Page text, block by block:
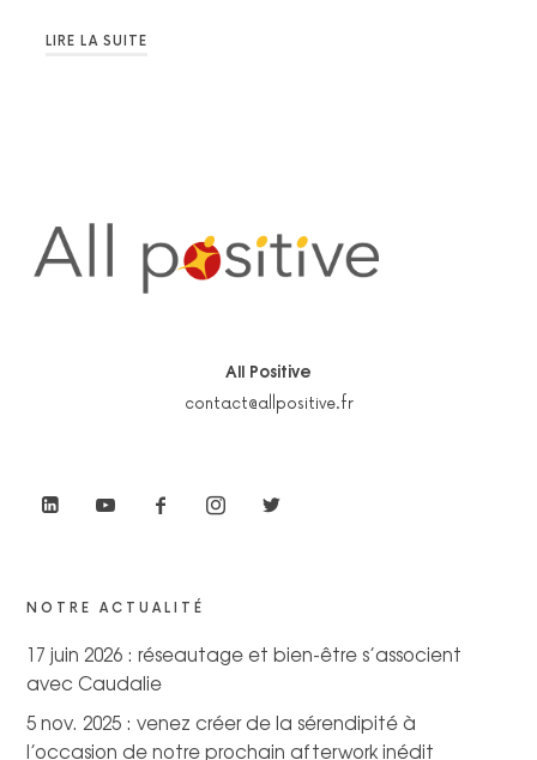
LIRE LA SUITE
All Positive
contact@allpositive.fr
NOTRE ACTUALITÉ
17 juin 2026 : réseautage et bien-être s’associent
avec Caudalie
5 nov. 2025 : venez créer de la sérendipité à
l’occasion de notre prochain afterwork inédit